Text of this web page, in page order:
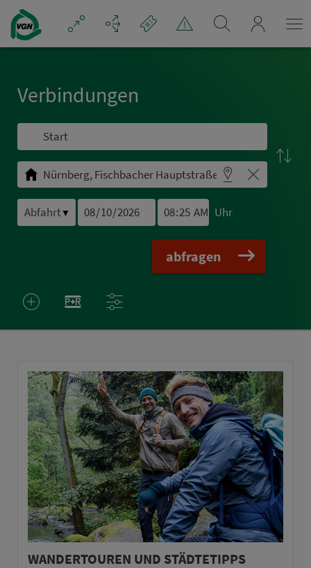
Navigation überspringen
Ver­bin­dungen
▼ Uhr
abfragen
WANDERTOUREN UND STÄDTETIPPS